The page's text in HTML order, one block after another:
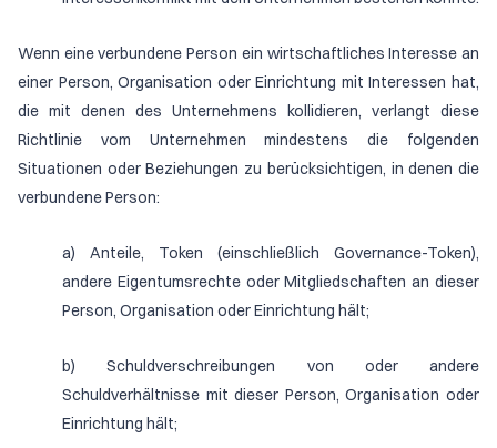
Wenn eine verbundene Person ein wirtschaftliches Interesse an
einer Person, Organisation oder Einrichtung mit Interessen hat,
die mit denen des Unternehmens kollidieren, verlangt diese
Richtlinie vom Unternehmen mindestens die folgenden
Situationen oder Beziehungen zu berücksichtigen, in denen die
verbundene Person:
a) Anteile, Token (einschließlich Governance-Token),
andere Eigentumsrechte oder Mitgliedschaften an dieser
Person, Organisation oder Einrichtung hält;
b) Schuldverschreibungen von oder andere
Schuldverhältnisse mit dieser Person, Organisation oder
Einrichtung hält;